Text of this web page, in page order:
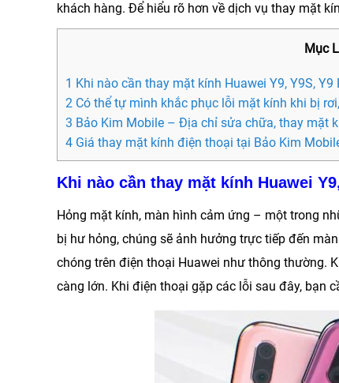
khách hàng. Để hiểu rõ hơn về dịch vụ thay mặt
Mục
1 Khi nào cần thay mặt kính Huawei Y9, Y9S, Y9
2 Có thể tự mình khắc phục lỗi mặt kính khi bị
3 Bảo Kim Mobile – Địa chỉ sửa chữa, thay mặt
4 Giá thay mặt kính điện thoại tại Bảo Kim
Khi nào cần thay mặt kính Huawei
Hỏng mặt kính, màn hình cảm ứng – một trong
bị hư hỏng, chúng sẽ ảnh hưởng trực tiếp đến
chóng trên điện thoại Huawei như thông thường.
càng lớn. Khi điện thoại gặp các lỗi sau đây, bạn